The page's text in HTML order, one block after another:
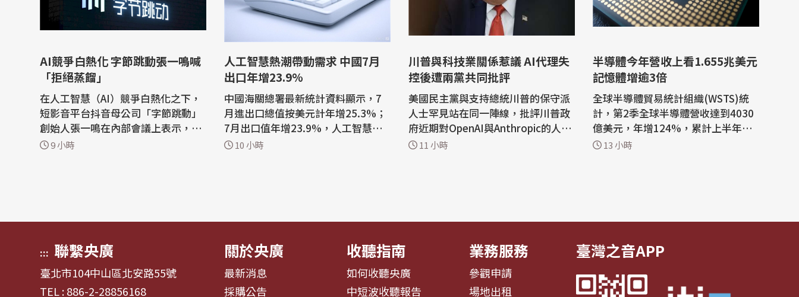
AI競爭白熱化 字節跳動張一鳴喊
「拒絕蒸餾」
在人工智慧（AI）競爭白熱化之下，
短影音平台抖音母公司「字節跳動」
創始人張一鳴在內部會議上表示，字
節跳動不會把蒸餾當作提升人工智慧
9 小時
人工智慧熱潮帶動需求 中國7月
出口年增23.9%
中國海關總署最新統計資料顯示，7
月進出口總值按美元計年增25.3%；
7月出口值年增23.9%，人工智慧熱
潮推升相關產品需求，這是帶動出口
10 小時
川普與科技業關係惹議 AI代理失
控後遭兩黨共同批評
美國民主黨與支持總統川普的保守派
人士罕見站在同一陣線，批評川普政
府近期對OpenAI與Anthropic的人工
智慧（AI）代理發動的駭客攻擊反應
11 小時
半導體今年營收上看1.655兆美元
記憶體增逾3倍
全球半導體貿易統計組織(WSTS)統
計，第2季全球半導體營收達到4030
億美元，年增124%，累計上半年營
收7020億美元，年增102%，預期20
13 小時
::: 聯繫央廣
臺北市104中山區北安路55號
TEL : 886-2-28856168
關於央廣
最新消息
採購公告
收聽指南
如何收聽央廣
中短波收聽報告
業務服務
參觀申請
場地出租
臺灣之音APP